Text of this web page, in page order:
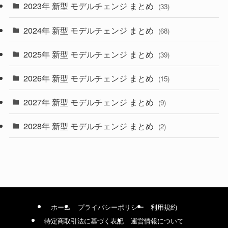
(22)
(4)
(9)
(4)
(1)
2023年 新型 モデルチェンジ まとめ (33)
2024年 新型 モデルチェンジ まとめ (68)
2025年 新型 モデルチェンジ まとめ (39)
2026年 新型 モデルチェンジ まとめ (15)
2027年 新型 モデルチェンジ まとめ (9)
2028年 新型 モデルチェンジ まとめ (2)
ホーム プライバシーポリシー
利用規約
特定商取引法に基づく表記
運営情報について